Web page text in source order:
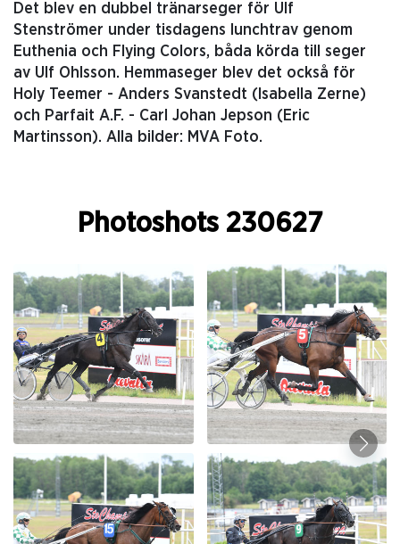
Det blev en dubbel tränarseger för Ulf
Stenströmer under tisdagens lunchtrav genom
Euthenia och Flying Colors, båda körda till seger
av Ulf Ohlsson. Hemmaseger blev det också för
Holy Teemer - Anders Svanstedt (Isabella Zerne)
och Parfait A.F. - Carl Johan Jepson (Eric
Martinsson). Alla bilder: MVA Foto.
Photoshots 230627